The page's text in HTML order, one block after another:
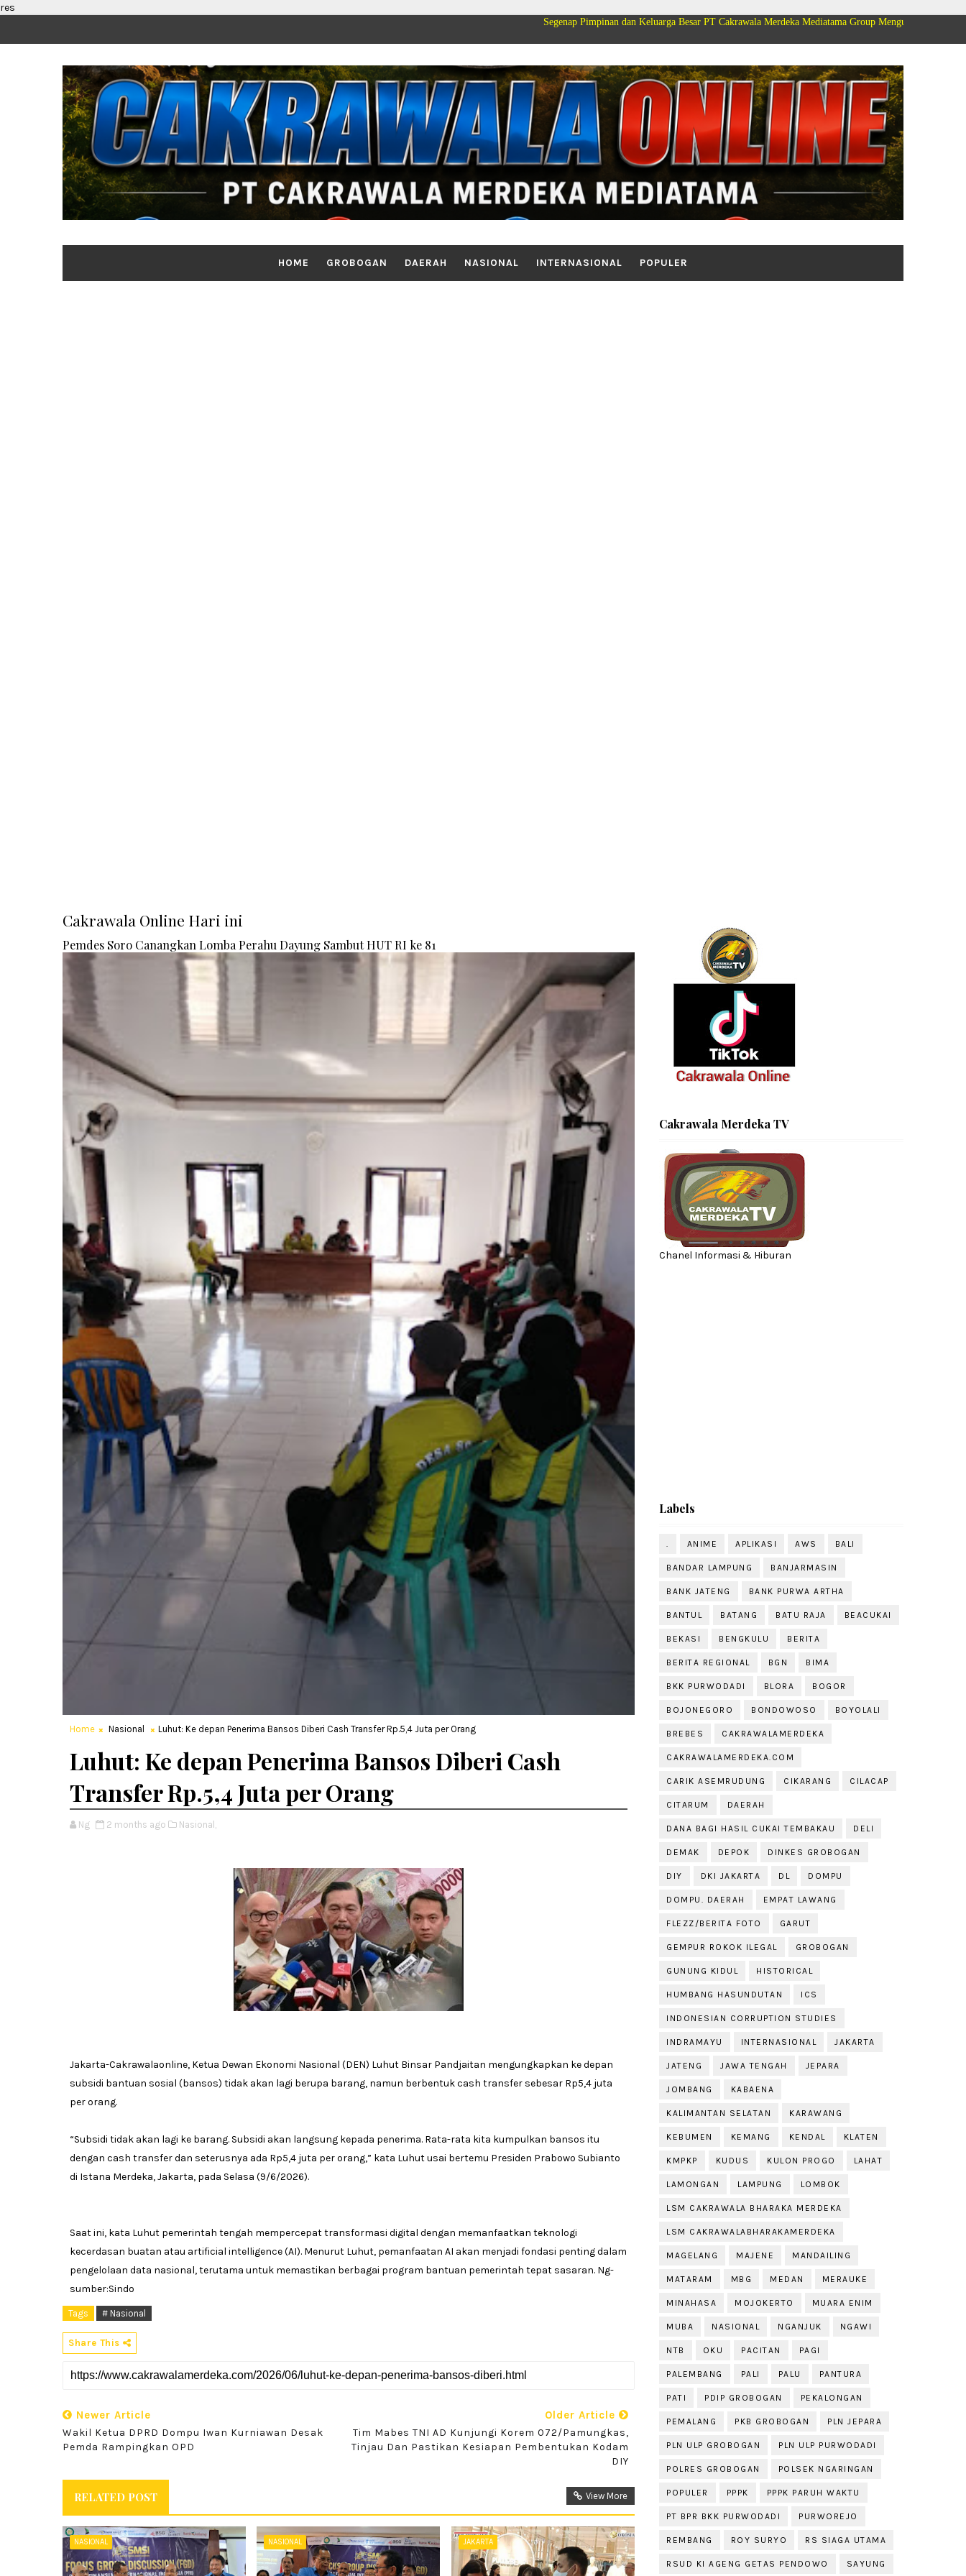
res
Segenap Pimpinan dan Keluarga Besar PT Cakrawala Merdeka Mediatama Group Mengucapkan Selamat Dirgahayu
HOME GROBOGAN DAERAH NASIONAL INTERNASIONAL POPULER
Cakrawala Online Hari ini
Pemdes Soro Canangkan Lomba Perahu Dayung Sambut HUT RI ke 81
Home Nasional Luhut: Ke depan Penerima Bansos Diberi Cash Transfer Rp.5,4 Juta per Orang
Luhut: Ke depan Penerima Bansos Diberi Cash
Transfer Rp.5,4 Juta per Orang
Ng 2 months ago Nasional,
Jakarta-Cakrawalaonline, Ketua Dewan Ekonomi Nasional (DEN) Luhut Binsar Pandjaitan mengungkapkan ke depan
subsidi bantuan sosial (bansos) tidak akan lagi berupa barang, namun berbentuk cash transfer sebesar Rp5,4 juta
per orang.
“Subsidi tidak akan lagi ke barang. Subsidi akan langsung kepada penerima. Rata-rata kita kumpulkan bansos itu
dengan cash transfer dan seterusnya ada Rp5,4 juta per orang,” kata Luhut usai bertemu Presiden Prabowo Subianto
di Istana Merdeka, Jakarta, pada Selasa (9/6/2026).
Saat ini, kata Luhut pemerintah tengah mempercepat transformasi digital dengan memanfaatkan teknologi
kecerdasan buatan atau artificial intelligence (AI). Menurut Luhut, pemanfaatan AI akan menjadi fondasi penting dalam
pengelolaan data nasional, terutama untuk memastikan berbagai program bantuan pemerintah tepat sasaran. Ng-
sumber:Sindo
Tags # Nasional
Share This
Newer Article
Wakil Ketua DPRD Dompu Iwan Kurniawan Desak
Pemda Rampingkan OPD
Older Article
Tim Mabes TNI AD Kunjungi Korem 072/Pamungkas,
Tinjau Dan Pastikan Kesiapan Pembentukan Kodam
DIY
RELATED POST View More
NASIONAL NASIONAL JAKARTA
Cakrawala Merdeka TV
Chanel Informasi & Hiburan
Labels
. ANIME APLIKASI AWS BALI
BANDAR LAMPUNG BANJARMASIN
BANK JATENG BANK PURWA ARTHA
BANTUL BATANG BATU RAJA BEACUKAI
BEKASI BENGKULU BERITA
BERITA REGIONAL BGN BIMA
BKK PURWODADI BLORA BOGOR
BOJONEGORO BONDOWOSO BOYOLALI
BREBES CAKRAWALAMERDEKA
CAKRAWALAMERDEKA.COM
CARIK ASEMRUDUNG CIKARANG CILACAP
CITARUM DAERAH
DANA BAGI HASIL CUKAI TEMBAKAU DELI
DEMAK DEPOK DINKES GROBOGAN
DIY DKI JAKARTA DL DOMPU
DOMPU. DAERAH EMPAT LAWANG
FLEZZ/BERITA FOTO GARUT
GEMPUR ROKOK ILEGAL GROBOGAN
GUNUNG KIDUL HISTORICAL
HUMBANG HASUNDUTAN ICS
INDONESIAN CORRUPTION STUDIES
INDRAMAYU INTERNASIONAL JAKARTA
JATENG JAWA TENGAH JEPARA
JOMBANG KABAENA
KALIMANTAN SELATAN KARAWANG
KEBUMEN KEMANG KENDAL KLATEN
KMPKP KUDUS KULON PROGO LAHAT
LAMONGAN LAMPUNG LOMBOK
LSM CAKRAWALA BHARAKA MERDEKA
LSM CAKRAWALABHARAKAMERDEKA
MAGELANG MAJENE MANDAILING
MATARAM MBG MEDAN MERAUKE
MINAHASA MOJOKERTO MUARA ENIM
MUBA NASIONAL NGANJUK NGAWI
NTB OKU PACITAN PAGI
PALEMBANG PALI PALU PANTURA
PATI PDIP GROBOGAN PEKALONGAN
PEMALANG PKB GROBOGAN PLN JEPARA
PLN ULP GROBOGAN PLN ULP PURWODADI
POLRES GROBOGAN POLSEK NGARINGAN
POPULER PPPK PPPK PARUH WAKTU
PT BPR BKK PURWODADI PURWOREJO
REMBANG ROY SURYO RS SIAGA UTAMA
RSUD KI AGENG GETAS PENDOWO SAYUNG